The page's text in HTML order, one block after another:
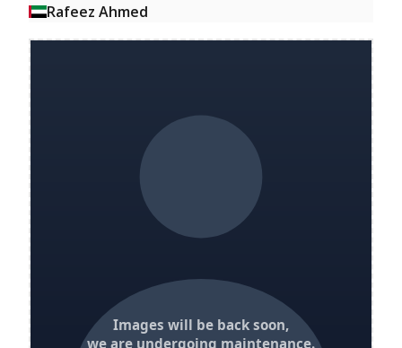
Rafeez Ahmed